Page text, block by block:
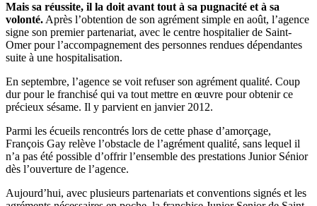
Mais sa réussite, il la doit avant tout à sa pugnacité et à sa
volonté.Après l’obtention de son agrément simple en août, l’agence
signe son premier partenariat, avec le centre hospitalier de Saint-
Omer pour l’accompagnement des personnes rendues dépendantes
suite à une hospitalisation.
En septembre, l’agence se voit refuser son agrément qualité. Coup
dur pour le franchisé qui va tout mettre en œuvre pour obtenir ce
précieux sésame. Il y parvient en janvier 2012.
Parmi les écueils rencontrés lors de cette phase d’amorçage,
François Gay relève l’obstacle de l’agrément qualité, sans lequel il
n’a pas été possible d’offrir l’ensemble des prestations Junior Sénior
dès l’ouverture de l’agence.
Aujourd’hui, avec plusieurs partenariats et conventions signés et les